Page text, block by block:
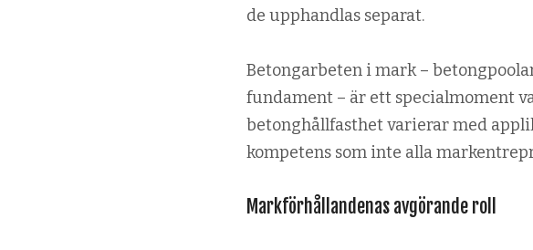
de upphandlas separat.
Betongarbeten i mark –
fundament – är ett specialmoment
betonghållfasthet varierar med
kompetens som inte alla
Markförhållandenas avgörande roll